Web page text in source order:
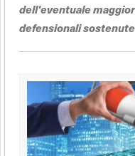
dell'eventuale
defensionali